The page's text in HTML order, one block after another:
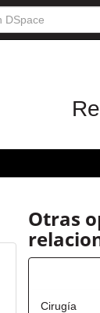
Otras
Cirugía